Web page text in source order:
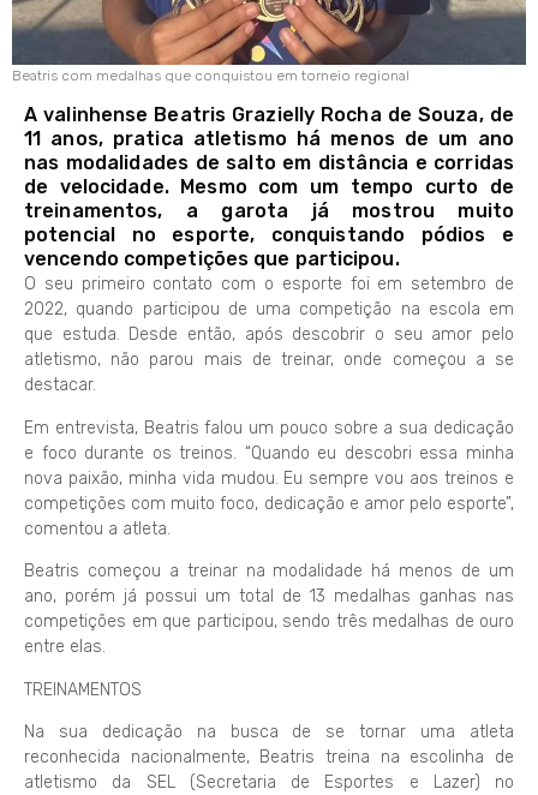
Beatris com medalhas que conquistou em torneio regional
A valinhense Beatris Grazielly Rocha de Souza, de
11 anos, pratica atletismo há menos de um ano
nas modalidades de salto em distância e corridas
de velocidade. Mesmo com um tempo curto de
treinamentos, a garota já mostrou muito
potencial no esporte, conquistando pódios e
vencendo competições que participou.
O seu primeiro contato com o esporte foi em setembro de
2022, quando participou de uma competição na escola em
que estuda. Desde então, após descobrir o seu amor pelo
atletismo, não parou mais de treinar, onde começou a se
destacar.
Em entrevista, Beatris falou um pouco sobre a sua dedicação
e foco durante os treinos. “Quando eu descobri essa minha
nova paixão, minha vida mudou. Eu sempre vou aos treinos e
competições com muito foco, dedicação e amor pelo esporte”,
comentou a atleta.
Beatris começou a treinar na modalidade há menos de um
ano, porém já possui um total de 13 medalhas ganhas nas
competições em que participou, sendo três medalhas de ouro
entre elas.
TREINAMENTOS
Na sua dedicação na busca de se tornar uma atleta
reconhecida nacionalmente, Beatris treina na escolinha de
atletismo da SEL (Secretaria de Esportes e Lazer) no